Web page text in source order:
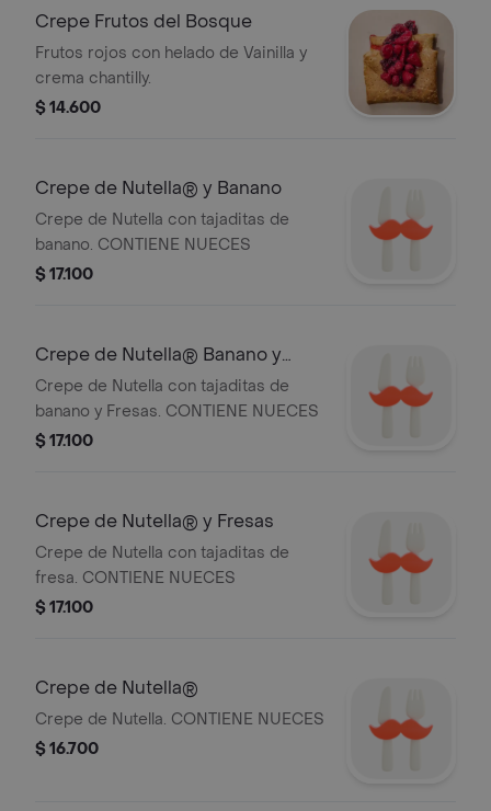
Crepe Frutos del Bosque
Frutos rojos con helado de Vainilla y
crema chantilly.
$ 14.600
Crepe de Nutella® y Banano
Crepe de Nutella con tajaditas de
banano. CONTIENE NUECES
$ 17.100
Crepe de Nutella® Banano y
Fresas
Crepe de Nutella con tajaditas de
banano y Fresas. CONTIENE NUECES
$ 17.100
Crepe de Nutella® y Fresas
Crepe de Nutella con tajaditas de
fresa. CONTIENE NUECES
$ 17.100
Crepe de Nutella®
Crepe de Nutella. CONTIENE NUECES
$ 16.700